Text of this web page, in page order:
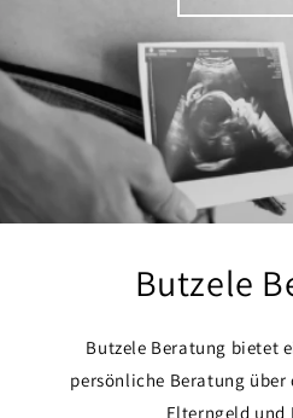
Butzele
Butzele Beratung bietet
persönliche Beratung
Elterngeld und